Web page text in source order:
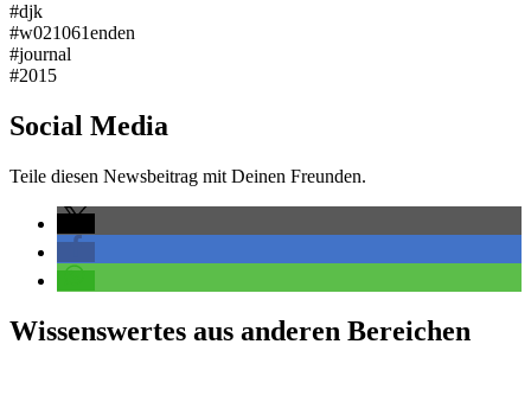
#djk
#w021061enden
#journal
#2015
Social Media
Teile diesen Newsbeitrag mit Deinen Freunden.
Wissenswertes aus anderen Bereichen